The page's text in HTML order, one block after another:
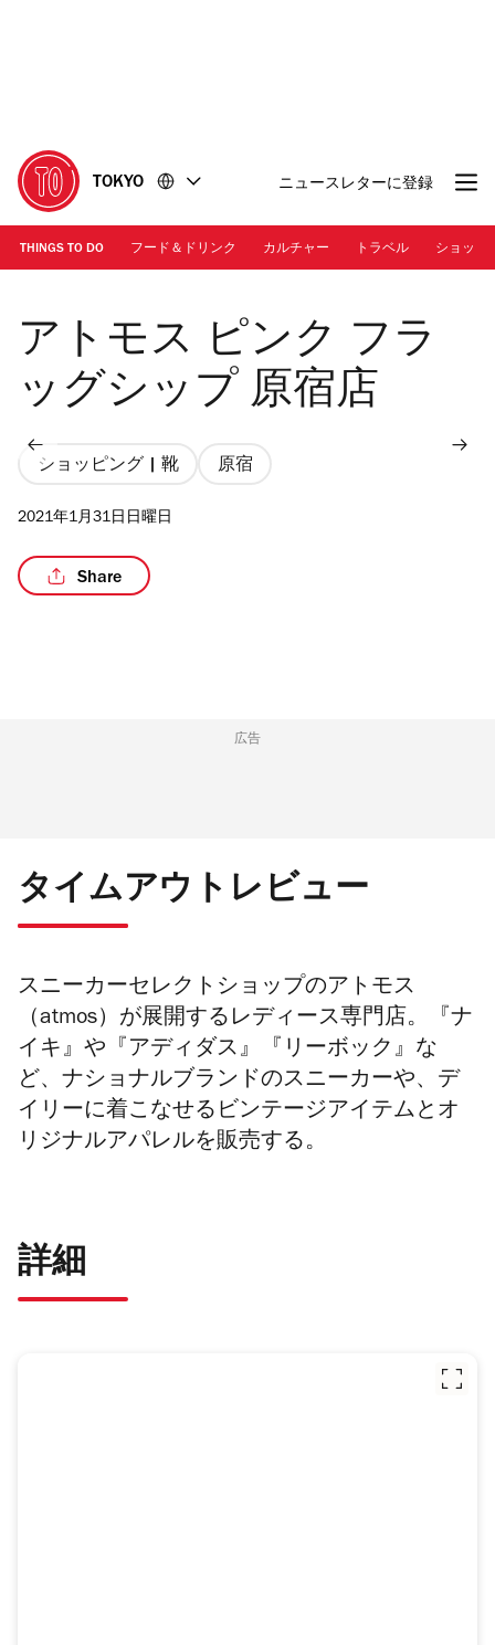
に
移
動
移
動
TOKYO ニュースレターに登録
THINGS TO DO フード＆ドリンク カルチャー トラベル ショッピ
アトモス ピンク フラッグシップ 原宿店
アトモス ピンク フラ
ッグシップ 原宿店
ショッピング | 靴 原宿
2021年1月31日日曜日
Share
広告
タイムアウトレビュー
スニーカーセレクトショップのアトモス
（atmos）が展開するレディース専門店。『ナ
イキ』や『アディダス』『リーボック』な
ど、ナショナルブランドのスニーカーや、デ
イリーに着こなせるビンテージアイテムとオ
リジナルアパレルを販売する。
詳細